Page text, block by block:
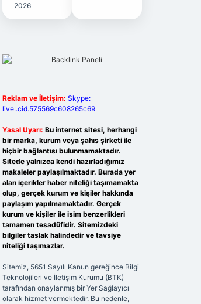
2026
Reklam ve İletişim: Skype:
live:.cid.575569c608265c69
Yasal Uyarı: Bu internet sitesi, herhangi
bir marka, kurum veya şahıs şirketi ile
hiçbir bağlantısı bulunmamaktadır.
Sitede yalnızca kendi hazırladığımız
makaleler paylaşılmaktadır. Burada yer
alan içerikler haber niteliği taşımamakta
olup, gerçek kurum ve kişiler hakkında
paylaşım yapılmamaktadır. Gerçek
kurum ve kişiler ile isim benzerlikleri
tamamen tesadüfidir. Sitemizdeki
bilgiler taslak halindedir ve tavsiye
niteliği taşımazlar.
Sitemiz, 5651 Sayılı Kanun gereğince Bilgi
Teknolojileri ve İletişim Kurumu (BTK)
tarafından onaylanmış bir Yer Sağlayıcı
olarak hizmet vermektedir. Bu nedenle,